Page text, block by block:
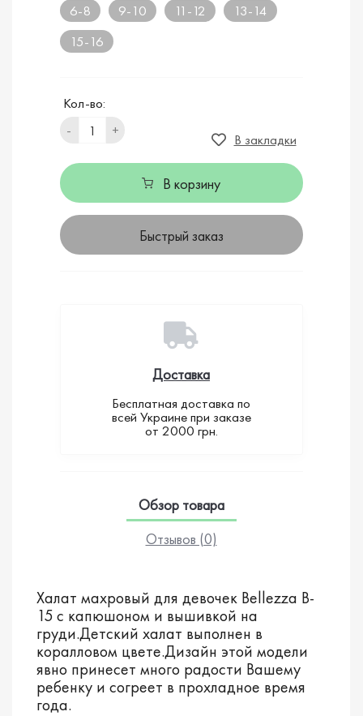
6-8
9-10 11-12
13-14
15-16
Кол-во:
-
+
В закладки
В корзину
Быстрый заказ
Доставка
Бесплатная доставка по
всей Украине при заказе
от 2000 грн.
Обзор товара
Отзывов (0)
Халат махровый для девочек Bellezza B-
15 с капюшоном и вышивкой на
груди.Детский халат выполнен в
коралловом цвете.Дизайн этой модели
явно принесет много радости Вашему
ребенку и согреет в прохладное время
года.